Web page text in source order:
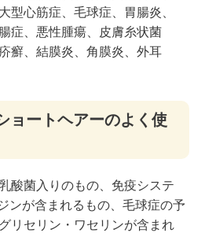
型心筋症、毛球症、胃腸炎、
症、悪性腫瘍、皮膚糸状菌
癬、結膜炎、角膜炎、外耳
ョートヘアーのよく使
酸菌入りのもの、免疫システ
ンが含まれるもの、毛球症の予
リセリン・ワセリンが含まれ